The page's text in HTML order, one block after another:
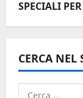
SPECIALI
CERCA NEL
Ricerca